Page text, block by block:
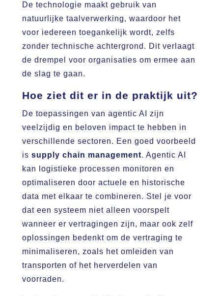
De technologie maakt gebruik van
natuurlijke taalverwerking, waardoor het
voor iedereen toegankelijk wordt, zelfs
zonder technische achtergrond. Dit verlaagt
de drempel voor organisaties om ermee aan
de slag te gaan.
Hoe ziet dit er in de praktijk uit?
De toepassingen van agentic AI zijn
veelzijdig en beloven impact te hebben in
verschillende sectoren. Een goed voorbeeld
is supply chain management. Agentic AI
kan logistieke processen monitoren en
optimaliseren door actuele en historische
data met elkaar te combineren. Stel je voor
dat een systeem niet alleen voorspelt
wanneer er vertragingen zijn, maar ook zelf
oplossingen bedenkt om de vertraging te
minimaliseren, zoals het omleiden van
transporten of het herverdelen van
voorraden.